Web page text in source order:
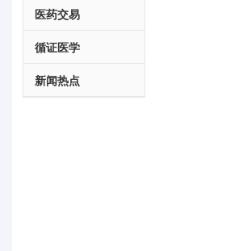
医药交易
循证医学
新闻热点